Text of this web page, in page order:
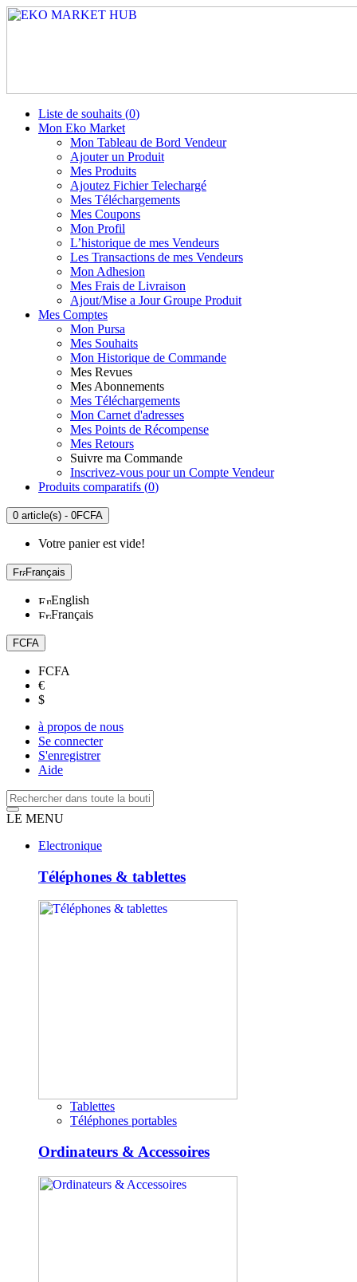
Liste de souhaits (0)
Mon Eko Market
Mon Tableau de Bord Vendeur
Ajouter un Produit
Mes Produits
Ajoutez Fichier Telechargé
Mes Téléchargements
Mes Coupons
Mon Profil
L’historique de mes Vendeurs
Les Transactions de mes Vendeurs
Mon Adhesion
Mes Frais de Livraison
Ajout/Mise a Jour Groupe Produit
Mes Comptes
Mon Pursa
Mes Souhaits
Mon Historique de Commande
Mes Revues
Mes Abonnements
Mes Téléchargements
Mon Carnet d'adresses
Mes Points de Récompense
Mes Retours
Suivre ma Commande
Inscrivez-vous pour un Compte Vendeur
Produits comparatifs (0)
0 article(s) - 0FCFA
Votre panier est vide!
Français
English
Français
FCFA
FCFA
€
$
à propos de nous
Se connecter
S'enregistrer
Aide
LE MENU
Electronique
Téléphones & tablettes
Tablettes
Téléphones portables
Ordinateurs & Accessoires